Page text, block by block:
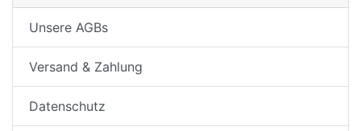
Unsere AGBs
Versand & Zahlung
Datenschutz